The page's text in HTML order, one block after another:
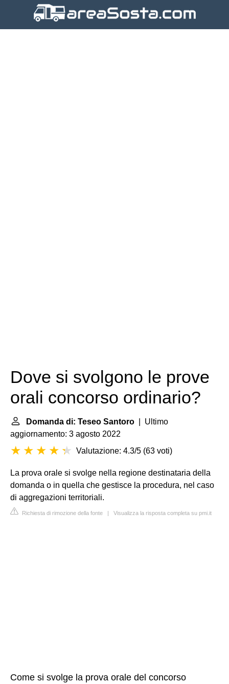
Dove si svolgono le prove
orali concorso ordinario?
Domanda di: Teseo Santoro | Ultimo
aggiornamento: 3 agosto 2022
Valutazione: 4.3/5 (63 voti)
La prova orale si svolge nella regione destinataria della
domanda o in quella che gestisce la procedura, nel caso
di aggregazioni territoriali.
Richiesta di rimozione della fonte | Visualizza la risposta completa su pmi.it
Come si svolge la prova orale del concorso